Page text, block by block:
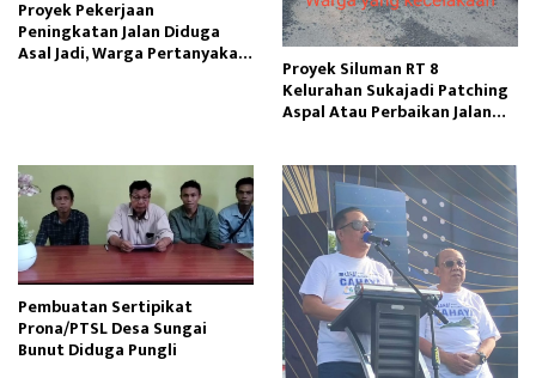
Proyek Pekerjaan
Peningkatan Jalan Diduga
Asal Jadi, Warga Pertanyakan
Proyek Siluman RT 8
Kelurahan Sukajadi Patching
Aspal Atau Perbaikan Jalan
Pembuatan Sertipikat
Prona/PTSL Desa Sungai
Bunut Diduga Pungli